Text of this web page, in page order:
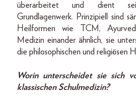
überarbeitet und dient
Grundlagenwerk. Prinzipiell sind
Heilformen wie TCM,
Medizin einander ähnlich, sie
die philosophischen und religiösen
Worin unterscheidet sie sich
klassischen Schulmedizin?